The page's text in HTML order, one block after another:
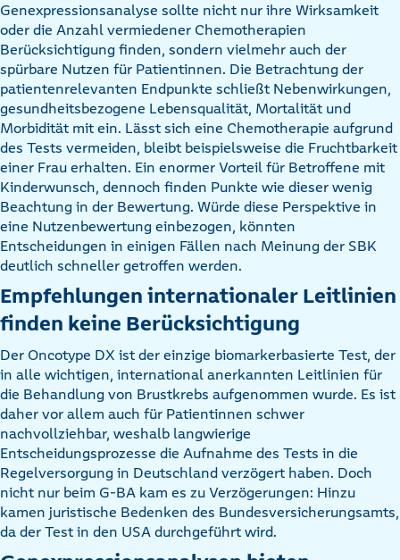
Genexpressionsanalyse sollte nicht nur ihre Wirksamkeit
oder die Anzahl vermiedener Chemotherapien
Berücksichtigung finden, sondern vielmehr auch der
spürbare Nutzen für Patientinnen. Die Betrachtung der
patientenrelevanten Endpunkte schließt Nebenwirkungen,
gesundheitsbezogene Lebensqualität, Mortalität und
Morbidität mit ein. Lässt sich eine Chemotherapie aufgrund
des Tests vermeiden, bleibt beispielsweise die Fruchtbarkeit
einer Frau erhalten. Ein enormer Vorteil für Betroffene mit
Kinderwunsch, dennoch finden Punkte wie dieser wenig
Beachtung in der Bewertung. Würde diese Perspektive in
eine Nutzenbewertung einbezogen, könnten
Entscheidungen in einigen Fällen nach Meinung der SBK
deutlich schneller getroffen werden.
Empfehlungen internationaler Leitlinien
finden keine Berücksichtigung
Der Oncotype DX ist der einzige biomarkerbasierte Test, der
in alle wichtigen, international anerkannten Leitlinien für
die Behandlung von Brustkrebs aufgenommen wurde. Es ist
daher vor allem auch für Patientinnen schwer
nachvollziehbar, weshalb langwierige
Entscheidungsprozesse die Aufnahme des Tests in die
Regelversorgung in Deutschland verzögert haben. Doch
nicht nur beim G-BA kam es zu Verzögerungen: Hinzu
kamen juristische Bedenken des Bundesversicherungsamts,
da der Test in den USA durchgeführt wird.